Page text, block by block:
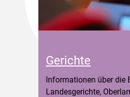
Gerichte
Informationen über die
Landesgerichte,